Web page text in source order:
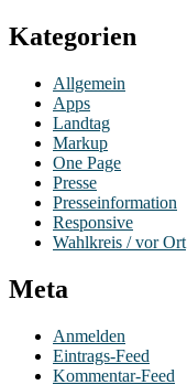
Kategorien
Allgemein
Apps
Landtag
Markup
One Page
Presse
Presseinformation
Responsive
Wahlkreis / vor Ort
Meta
Anmelden
Eintrags-Feed
Kommentar-Feed